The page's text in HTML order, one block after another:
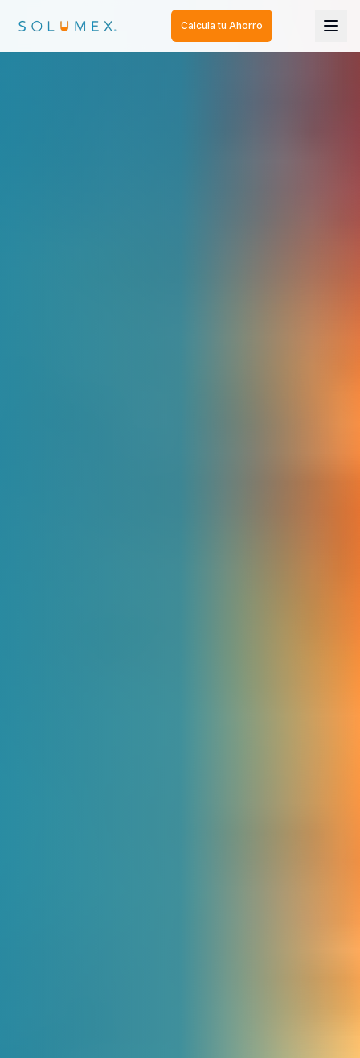
Calcula tu Ahorro